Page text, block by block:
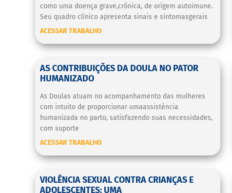
como uma doença grave,crônica, de origem autoimune.
Seu quadro clínico apresenta sinais e sintomasgerais
ACESSAR TRABALHO
AS CONTRIBUIÇÕES DA DOULA NO PATOR
HUMANIZADO
As Doulas atuam no acompanhamento das mulheres
com intuito de proporcionar umaassistência
humanizada no parto, satisfazendo suas necessidades,
com suporte
ACESSAR TRABALHO
VIOLÊNCIA SEXUAL CONTRA CRIANÇAS E
ADOLESCENTES: UMA